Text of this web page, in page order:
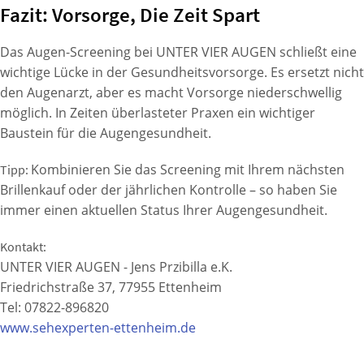
Fazit: Vorsorge, Die Zeit Spart
Das Augen-Screening bei UNTER VIER AUGEN schließt eine
wichtige Lücke in der Gesundheitsvorsorge. Es ersetzt nicht
den Augenarzt, aber es macht Vorsorge niederschwellig
möglich. In Zeiten überlasteter Praxen ein wichtiger
Baustein für die Augengesundheit.
Tipp: Kombinieren Sie das Screening mit Ihrem nächsten
Brillenkauf oder der jährlichen Kontrolle – so haben Sie
immer einen aktuellen Status Ihrer Augengesundheit.
Kontakt:
UNTER VIER AUGEN - Jens Przibilla e.K.
Friedrichstraße 37, 77955 Ettenheim
Tel: 07822-896820
www.sehexperten-ettenheim.de